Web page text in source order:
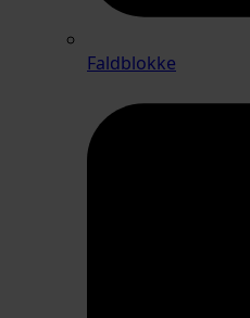
Faldblokke